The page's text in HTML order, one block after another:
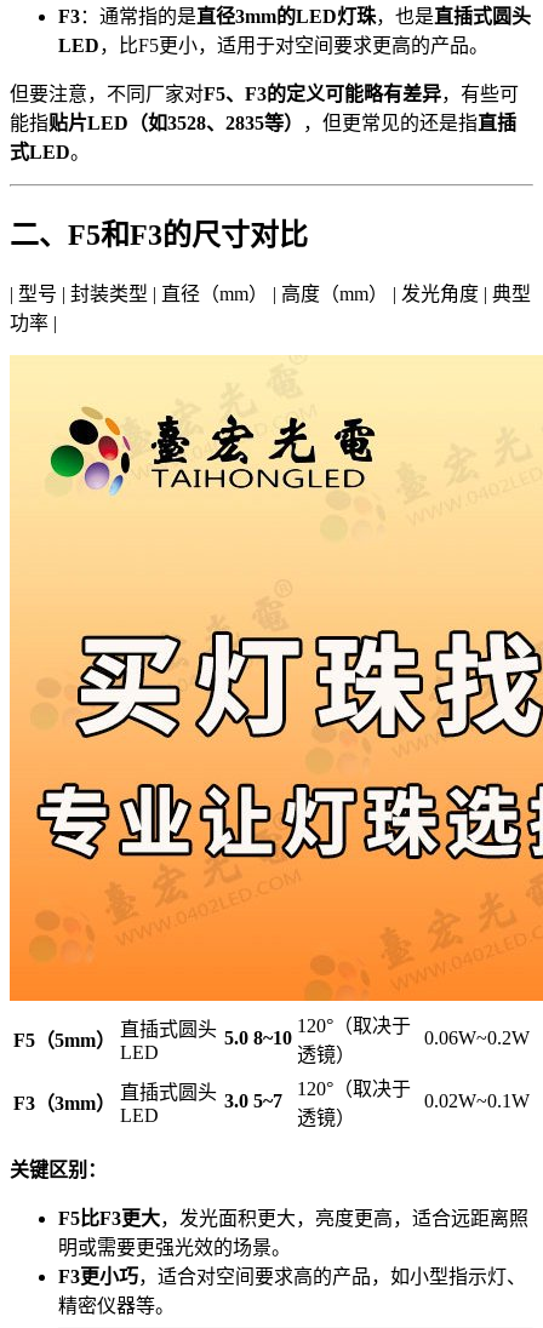
F3：通常指的是直径3mm的LED灯珠，也是直插式圆头
LED，比F5更小，适用于对空间要求更高的产品。
但要注意，不同厂家对F5、F3的定义可能略有差异，有些可
能指贴片LED（如3528、2835等） ，但更常见的还是指直插
式LED。
二、F5和F3的尺寸对比
| 型号 | 封装类型 | 直径（mm） | 高度（mm） | 发光角度 | 典型
功率 |
F5（5mm）
直插式圆头
LED
5.0 8~10
120°（取决于
透镜）
0.06W~0.2W
F3（3mm）
直插式圆头
LED
3.0 5~7
120°（取决于
透镜）
0.02W~0.1W
关键区别：
F5比F3更大，发光面积更大，亮度更高，适合远距离照
明或需要更强光效的场景。
F3更小巧，适合对空间要求高的产品，如小型指示灯、
精密仪器等。